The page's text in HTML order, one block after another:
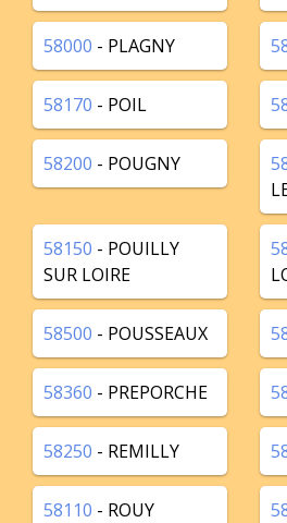
58000 - PLAGNY
58170 - POIL
58200 - POUGNY
58150 - POUILLY
SUR LOIRE
58500 - POUSSEAUX
58360 - PREPORCHE
58250 - REMILLY
58110 - ROUY